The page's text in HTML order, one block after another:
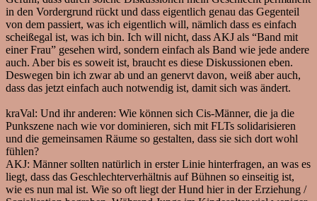
in den Vordergrund rückt und dass eigentlich genau das Gegenteil
von dem passiert, was ich eigentlich will, nämlich dass es einfach
scheißegal ist, was ich bin. Ich will nicht, dass AKJ als “Band mit
einer Frau” gesehen wird, sondern einfach als Band wie jede andere
auch. Aber bis es soweit ist, braucht es diese Diskussionen eben.
Deswegen bin ich zwar ab und an genervt davon, weiß aber auch,
dass das jetzt einfach auch notwendig ist, damit sich was ändert.
kraVal: Und ihr anderen: Wie können sich Cis-Männer, die ja die
Punkszene nach wie vor dominieren, sich mit FLTs solidarisieren
und die gemeinsamen Räume so gestalten, dass sie sich dort wohl
fühlen?
AKJ: Männer sollten natürlich in erster Linie hinterfragen, an was es
liegt, dass das Geschlechterverhältnis auf Bühnen so einseitig ist,
wie es nun mal ist. Wie so oft liegt der Hund hier in der Erziehung /